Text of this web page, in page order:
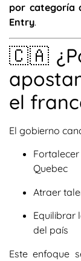
por categoría
Entry.
🇨🇦
el
El gobierno
Quebec
Atraer
Equilibrar
del país
Este enfoque